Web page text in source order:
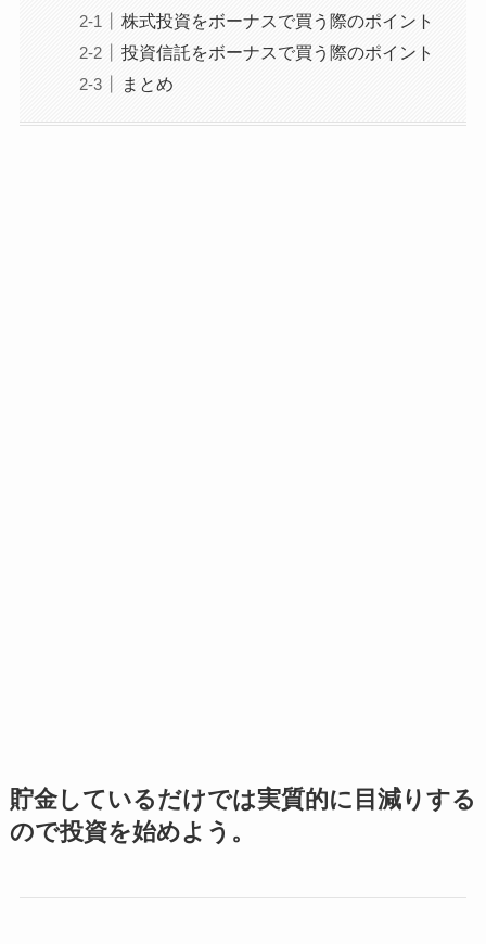
株式投資をボーナスで買う際のポイント
投資信託をボーナスで買う際のポイント
まとめ
貯金しているだけでは実質的に目減りする
ので投資を始めよう。